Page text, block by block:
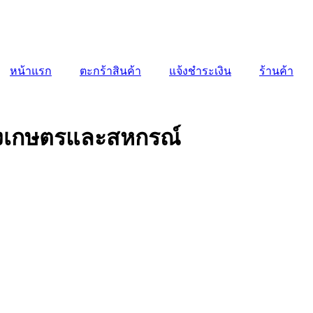
หน้าแรก ตะกร้าสินค้า แจ้งชำระเงิน ร้านค้า
กษตรและสหกรณ์